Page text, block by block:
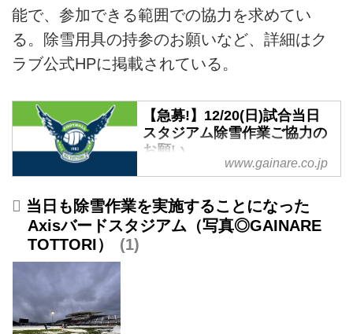
能で、参加できる範囲での協力を求めてい
る。除雪用具の持参のお願いなど、詳細はク
ラブ公式HPに掲載されている。
【急募!】12/20(日)試合当日
スタジアム除雪作業ご協力の
お願い
明日12月20日(日)行われる最終戦
けて、本日除雪作業にご協力いた
だいた皆さま、ありがとうござい
www.gainare.co.jp
当日も除雪作業を実施することになった
Axisバードスタジアム（写真◎GAINARE
TOTTORI）
1